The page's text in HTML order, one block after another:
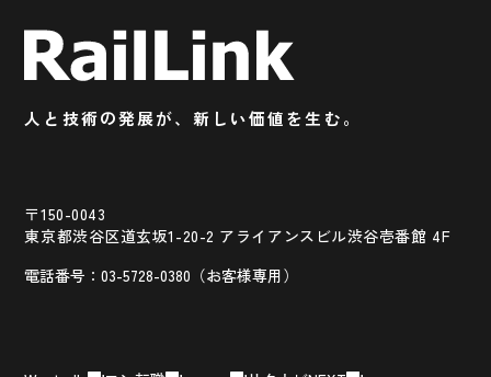
人と技術の発展が、新しい価値を生む。
電話番号：03-5728-0380（お客様専用）
〒150-0043
東京都渋谷区道玄坂1-20-2 アライアンスビル渋谷壱番館 4F